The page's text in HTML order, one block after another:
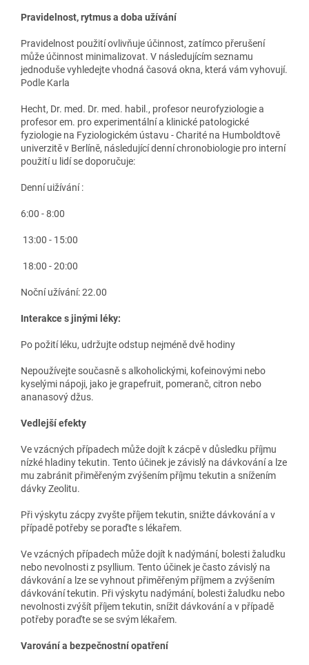
Pravidelnost, rytmus a doba užívání
Pravidelnost použití ovlivňuje účinnost, zatímco přerušení
může účinnost minimalizovat. V následujícím seznamu
jednoduše vyhledejte vhodná časová okna, která vám vyhovují.
Podle Karla
Hecht, Dr. med. Dr. med. habil., profesor neurofyziologie a
profesor em. pro experimentální a klinické patologické
fyziologie na Fyziologickém ústavu - Charité na Humboldtově
univerzitě v Berlíně, následující denní chronobiologie pro interní
použití u lidí se doporučuje:
Denní uižívání :
6:00 - 8:00
13:00 - 15:00
18:00 - 20:00
Noční užívání: 22.00
Interakce s jinými léky:
Po požití léku, udržujte odstup nejméně dvě hodiny
Nepoužívejte současně s alkoholickými, kofeinovými nebo
kyselými nápoji, jako je grapefruit, pomeranč, citron nebo
ananasový džus.
Vedlejší efekty
Ve vzácných případech může dojít k zácpě v důsledku příjmu
nízké hladiny tekutin. Tento účinek je závislý na dávkování a lze
mu zabránit přiměřeným zvýšením příjmu tekutin a snížením
dávky Zeolitu.
Při výskytu zácpy zvyšte příjem tekutin, snižte dávkování a v
případě potřeby se poraďte s lékařem.
Ve vzácných případech může dojít k nadýmání, bolesti žaludku
nebo nevolnosti z psyllium. Tento účinek je často závislý na
dávkování a lze se vyhnout přiměřeným příjmem a zvýšením
dávkování tekutin. Při výskytu nadýmání, bolesti žaludku nebo
nevolnosti zvýšít příjem tekutin, snížit dávkování a v případě
potřeby poraďte se se svým lékařem.
Varování a bezpečnostní opatření